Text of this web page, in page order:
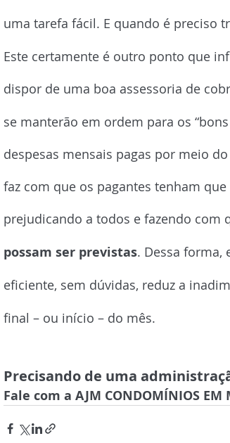
uma tarefa fácil. E quando é preciso
Este certamente é outro ponto que
dispor de uma boa assessoria de
se manterão em ordem para os
despesas mensais pagas por meio
faz com que os pagantes tenham
prejudicando a todos e fazendo com
possam ser previstas. Dessa forma,
eficiente, sem dúvidas, reduz a
final – ou início – do mês.
Precisando de uma
Fale com a AJM CONDOMÍNIOS EM